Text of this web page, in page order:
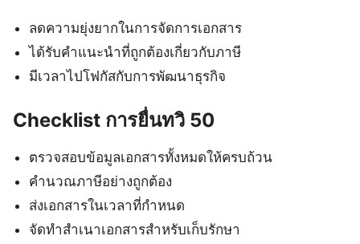
ลดความยุ่งยากในการจัดการเอกสาร
ได้รับคำแนะนำที่ถูกต้องเกี่ยวกับภาษี
มีเวลาไปโฟกัสกับการพัฒนาธุรกิจ
Checklist การยื่นทวิ 50
ตรวจสอบข้อมูลเอกสารทั้งหมดให้ครบถ้วน
คำนวณภาษีอย่างถูกต้อง
ส่งเอกสารในเวลาที่กำหนด
จัดทำสำเนาเอกสารสำหรับเก็บรักษา